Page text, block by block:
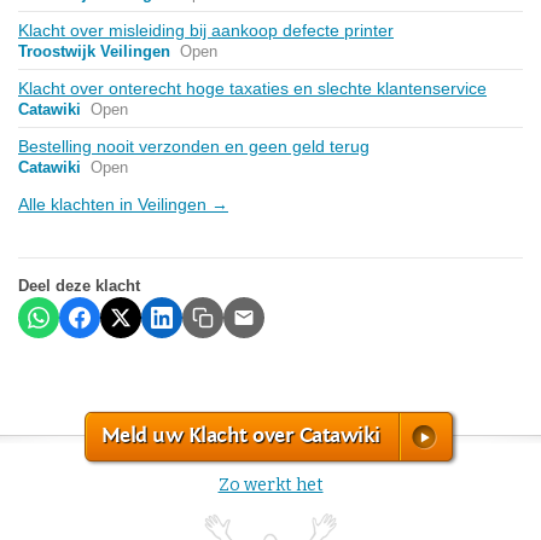
Klacht over misleiding bij aankoop defecte printer
Troostwijk Veilingen Open
Klacht over onterecht hoge taxaties en slechte klantenservice
Catawiki Open
Bestelling nooit verzonden en geen geld terug
Catawiki Open
Alle klachten in Veilingen →
Deel deze klacht
Meld uw Klacht over Catawiki
Zo werkt het